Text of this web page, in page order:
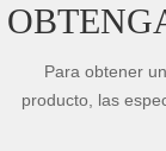
Para obtener
producto, las